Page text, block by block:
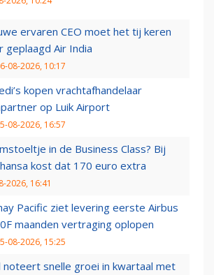
ervaren CEO moet het tij keren
geplaagd Air India
08-2026, 10:17
kopen vrachtafhandelaar
op Luik Airport
08-2026, 16:57
in de Business Class? Bij
kost dat 170 euro extra
2026, 16:41
Pacific ziet levering eerste Airbus
maanden vertraging oplopen
08-2026, 15:25
noteert snelle groei in kwartaal met